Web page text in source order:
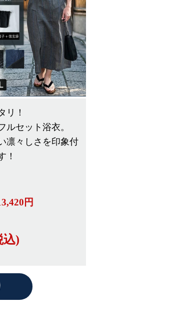
リ！
ルセット浴衣。
凛々しさを印象付
！
円
込)